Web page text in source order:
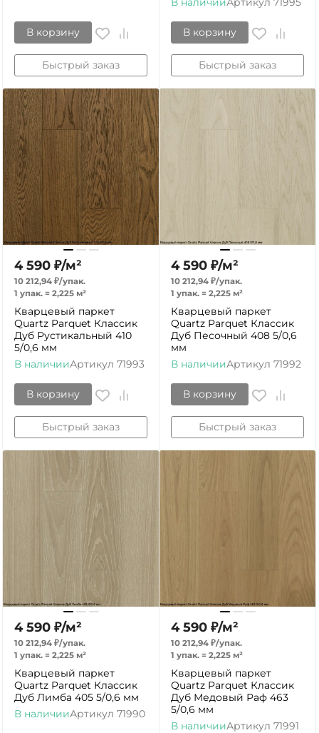
В корзину
Быстрый заказ
В корзину
Быстрый заказ
4 590 ₽/м²
10 212,94 ₽/упак.
1 упак. = 2,225 м²
Кварцевый паркет
Quartz Parquet Классик
Дуб Рустикальный 410
5/0,6 мм
В наличииАртикул 71993
В корзину
Быстрый заказ
4 590 ₽/м²
10 212,94 ₽/упак.
1 упак. = 2,225 м²
Кварцевый паркет
Quartz Parquet Классик
Дуб Песочный 408 5/0,6
мм
В наличииАртикул 71992
В корзину
Быстрый заказ
4 590 ₽/м²
10 212,94 ₽/упак.
1 упак. = 2,225 м²
Кварцевый паркет
Quartz Parquet Классик
Дуб Лимба 405 5/0,6 мм
В наличииАртикул 71990
4 590 ₽/м²
10 212,94 ₽/упак.
1 упак. = 2,225 м²
Кварцевый паркет
Quartz Parquet Классик
Дуб Медовый Раф 463
5/0,6 мм
В наличииАртикул 71991